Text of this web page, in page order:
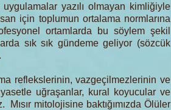
yazılı olmayan kimliğiyle
için toplumun ortalama normlarına
ortamlarda bu söylem şekil
sık sık gündeme geliyor (sözcük
reflekslerinin, vazgeçilmezlerinin ve
uğraşanlar, kural koyucular ve
mitolojisine baktığımızda Ölüler